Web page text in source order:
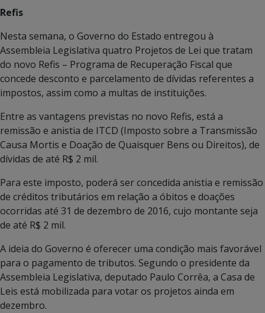
Refis
Nesta semana, o Governo do Estado entregou à
Assembleia Legislativa quatro Projetos de Lei que tratam
do novo Refis – Programa de Recuperação Fiscal que
concede desconto e parcelamento de dívidas referentes a
impostos, assim como a multas de instituições.
Entre as vantagens previstas no novo Refis, está a
remissão e anistia de ITCD (Imposto sobre a Transmissão
Causa Mortis e Doação de Quaisquer Bens ou Direitos), de
dívidas de até R$ 2 mil.
Para este imposto, poderá ser concedida anistia e remissão
de créditos tributários em relação a óbitos e doações
ocorridas até 31 de dezembro de 2016, cujo montante seja
de até R$ 2 mil.
A ideia do Governo é oferecer uma condição mais favorável
para o pagamento de tributos. Segundo o presidente da
Assembleia Legislativa, deputado Paulo Corrêa, a Casa de
Leis está mobilizada para votar os projetos ainda em
dezembro.